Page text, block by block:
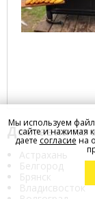
Доставка по
Астрахань
Белгород
Брянск
Владисвосток
Мы используем
сайте и нажимая
даете согласие на